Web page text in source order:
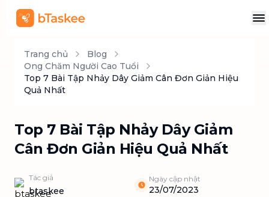
Trang chủ
Blog
Ong Chăm Người Cao Tuổi
Top 7 Bài Tập Nhảy Dây Giảm Cân Đơn Giản Hiệu
Quả Nhất
Top 7 Bài Tập Nhảy Dây Giảm
Cân Đơn Giản Hiệu Quả Nhất
Tác giả
btaskee
Ngày cập nhật
23/07/2023